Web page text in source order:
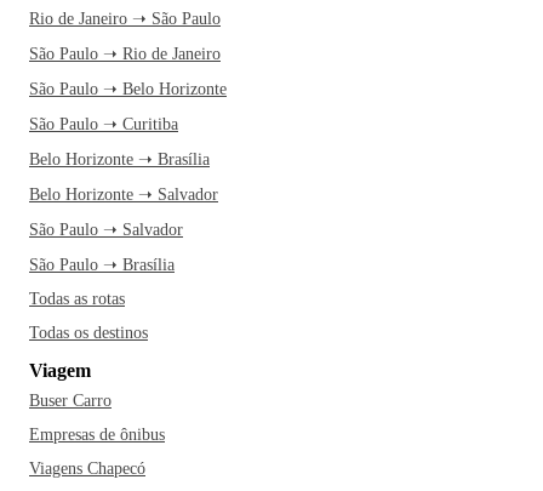
Rio de Janeiro ➝ São Paulo
São Paulo ➝ Rio de Janeiro
São Paulo ➝ Belo Horizonte
São Paulo ➝ Curitiba
Belo Horizonte ➝ Brasília
Belo Horizonte ➝ Salvador
São Paulo ➝ Salvador
São Paulo ➝ Brasília
Todas as rotas
Todas os destinos
Viagem
Buser Carro
Empresas de ônibus
Viagens Chapecó